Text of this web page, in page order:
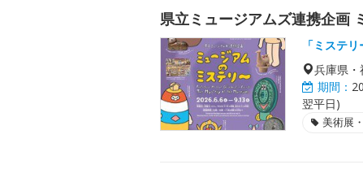
県立ミュージアムズ連携企画
「ミステ
兵庫県
期間：
翌平日)
美術展